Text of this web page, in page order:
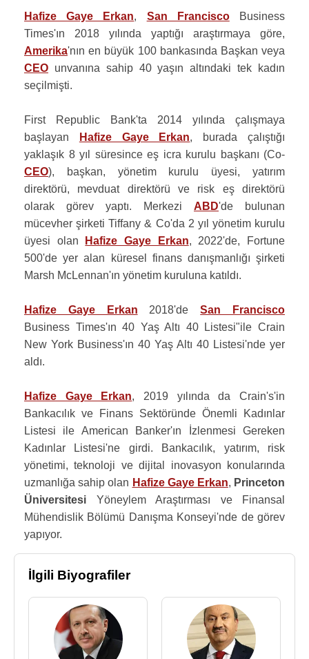
Hafize Gaye Erkan, San FranciscoBusiness
Times'ın 2018 yılında yaptığı araştırmaya göre,
Amerika'nın en büyük 100 bankasında Başkan veya
CEO unvanına sahip 40 yaşın altındaki tek kadın
seçilmişti.
First Republic Bank'ta 2014 yılında çalışmaya
başlayan
Hafize Gaye Erkan, burada çalıştığı
yaklaşık 8 yıl süresince eş icra kurulu başkanı (Co-
CEO), başkan, yönetim kurulu üyesi, yatırım
direktörü, mevduat direktörü ve risk eş direktörü
olarak görev yaptı. Merkezi ABD'de bulunan
mücevher şirketi Tiffany & Co'da 2 yıl yönetim kurulu
üyesi olan
Hafize Gaye Erkan, 2022'de, Fortune
500'de yer alan küresel finans danışmanlığı şirketi
Marsh McLennan'ın yönetim kuruluna katıldı.
Hafize Gaye Erkan 2018'deSan Francisco
Business Times'ın 40 Yaş Altı 40 Listesi"ile Crain
New York Business'ın 40 Yaş Altı 40 Listesi'nde yer
aldı.
Hafize Gaye Erkan, 2019 yılında da Crain's'in
Bankacılık ve Finans Sektöründe Önemli Kadınlar
Listesi ile American Banker'ın İzlenmesi Gereken
Kadınlar Listesi'ne girdi. Bankacılık, yatırım, risk
yönetimi, teknoloji ve dijital inovasyon konularında
uzmanlığa sahip olan Hafize Gaye Erkan, Princeton
Üniversitesi Yöneylem Araştırması ve Finansal
Mühendislik Bölümü Danışma Konseyi'nde de görev
yapıyor.
İlgili Biyografiler